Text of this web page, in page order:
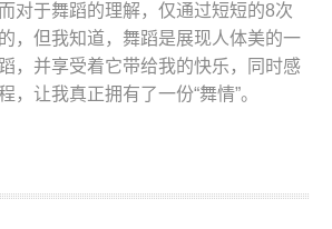
对于舞蹈的理解，仅通过短短的8次
，但我知道，舞蹈是展现人体美的一
，并享受着它带给我的快乐，同时感
，让我真正拥有了一份“舞情”。